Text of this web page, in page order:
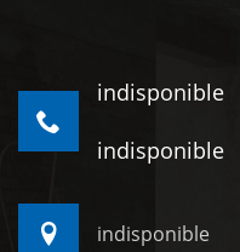
indisponible
indisponible
indisponible